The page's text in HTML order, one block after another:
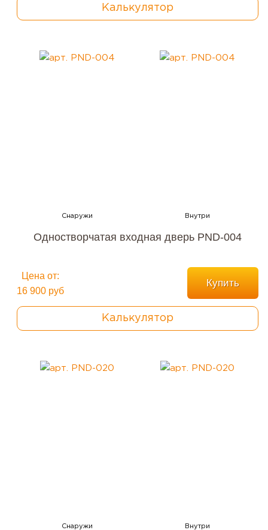
Калькулятор
Одностворчатая входная дверь PND-004
Цена от:
16 900 руб
Купить
Калькулятор